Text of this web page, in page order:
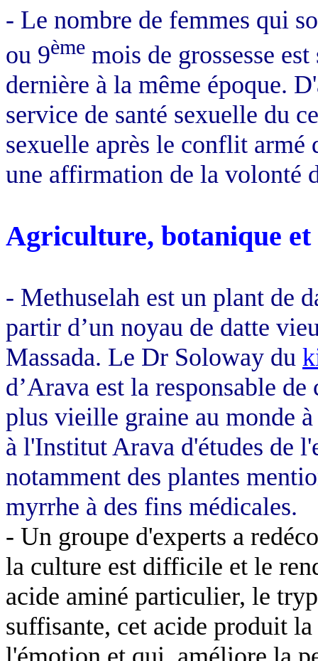
- Le nombre de femmes qui
ou 9ème mois de grossesse
dernière à la même époque.
service de santé sexuelle du
sexuelle après le conflit armé
une affirmation de la volonté
Agriculture, botanique
- Methuselah est un plant de
partir d’un noyau de datte
Massada. Le Dr Soloway du
d’Arava est la responsable
plus vieille graine au monde
à l'Institut Arava d'études de
notamment des plantes
myrrhe à des fins médicales.
- Un groupe d'experts a
la culture est difficile et le
acide aminé particulier, le
suffisante, cet acide produit